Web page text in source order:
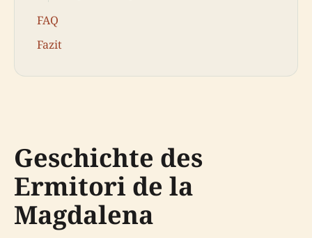
FAQ
Fazit
Geschichte des
Ermitori de la
Magdalena